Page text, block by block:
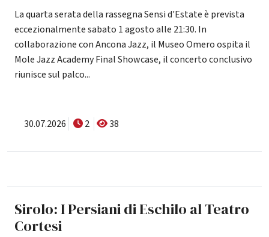
La quarta serata della rassegna Sensi d'Estate è prevista
eccezionalmente sabato 1 agosto alle 21:30. In
collaborazione con Ancona Jazz, il Museo Omero ospita il
Mole Jazz Academy Final Showcase, il concerto conclusivo
riunisce sul palco...
30.07.2026 2 38
Sirolo: I Persiani di Eschilo al Teatro
Cortesi